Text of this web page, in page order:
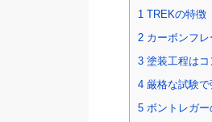
1 TREKの特徴
2カーボンフレ
3塗装工程はコ
4厳格な試験で
5ボントレガー